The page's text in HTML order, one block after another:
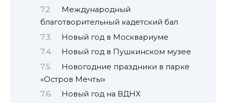
Международный
благотворительный кадетский бал
Новый год в Москвариуме
Новый год в Пушкинском музее
Новогодние праздники в парке
«Остров Мечты»
Новый год на ВДНХ